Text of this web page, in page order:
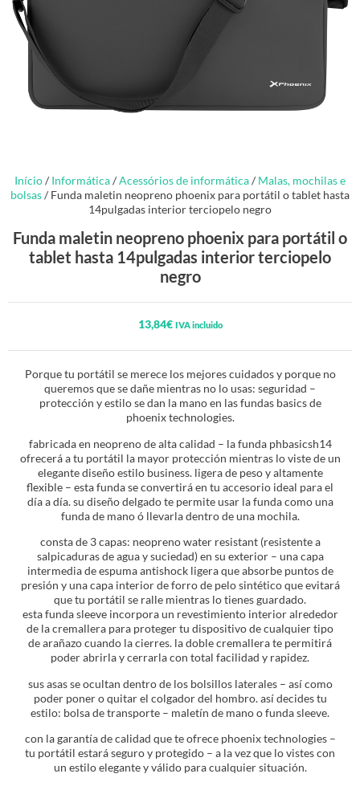
Início/ Informática/Acessórios de informática/ Malas, mochilas e
bolsas/ Funda maletin neopreno phoenix para portátil o tablet hasta
14pulgadas interior terciopelo negro
Funda maletin neopreno phoenix para portátil o
tablet hasta 14pulgadas interior terciopelo
negro
13,84€ IVA incluido
Porque tu portátil se merece los mejores cuidados y porque no
queremos que se dañe mientras no lo usas: seguridad –
protección y estilo se dan la mano en las fundas basics de
phoenix technologies.
fabricada en neopreno de alta calidad – la funda phbasicsh14
ofrecerá a tu portátil la mayor protección mientras lo viste de un
elegante diseño estilo business. ligera de peso y altamente
flexible – esta funda se convertirá en tu accesorio ideal para el
día a día. su diseño delgado te permite usar la funda como una
funda de mano ó llevarla dentro de una mochila.
consta de 3 capas: neopreno water resistant (resistente a
salpicaduras de agua y suciedad) en su exterior – una capa
intermedia de espuma antishock ligera que absorbe puntos de
presión y una capa interior de forro de pelo sintético que evitará
que tu portátil se ralle mientras lo tienes guardado.
esta funda sleeve incorpora un revestimiento interior alrededor
de la cremallera para proteger tu dispositivo de cualquier tipo
de arañazo cuando la cierres. la doble cremallera te permitirá
poder abrirla y cerrarla con total facilidad y rapidez.
sus asas se ocultan dentro de los bolsillos laterales – así como
poder poner o quitar el colgador del hombro. así decides tu
estilo: bolsa de transporte – maletín de mano o funda sleeve.
con la garantía de calidad que te ofrece phoenix technologies –
tu portátil estará seguro y protegido – a la vez que lo vistes con
un estilo elegante y válido para cualquier situación.